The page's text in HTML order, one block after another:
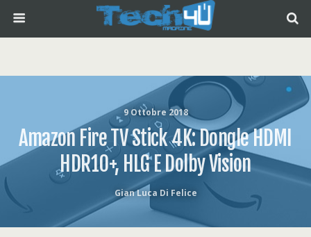
9 Ottobre 2018
Amazon Fire TV Stick 4K: Dongle HDMI
HDR10+, HLG E Dolby Vision
Gian Luca Di Felice